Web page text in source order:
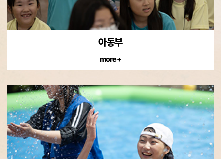
아동부
more+